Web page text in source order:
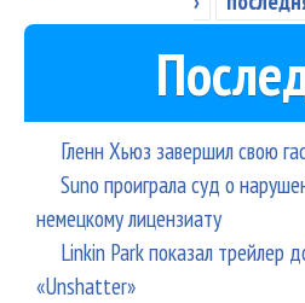
Гленн Хьюз завершил свою
Suno проиграла суд о
немецкому лицензиату
Linkin Park показал трейлер
«Unshatter»